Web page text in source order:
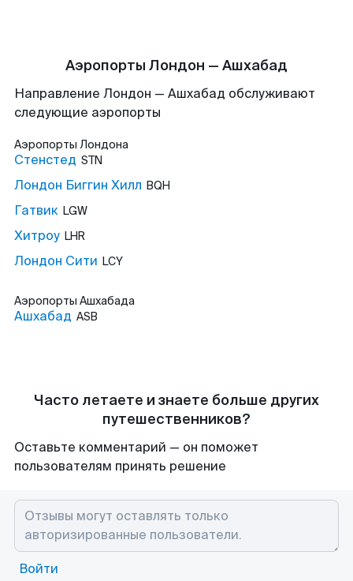
Аэропорты Лондон — Ашхабад
Направление Лондон — Ашхабад обслуживают
следующие аэропорты
Аэропорты Лондона
Стенстед STN
Лондон Биггин Хилл BQH
Гатвик LGW
Хитроу LHR
Лондон Сити LCY
Аэропорты Ашхабада
Ашхабад ASB
Часто летаете и знаете больше других
путешественников?
Оставьте комментарий — он поможет
пользователям принять решение
Войти